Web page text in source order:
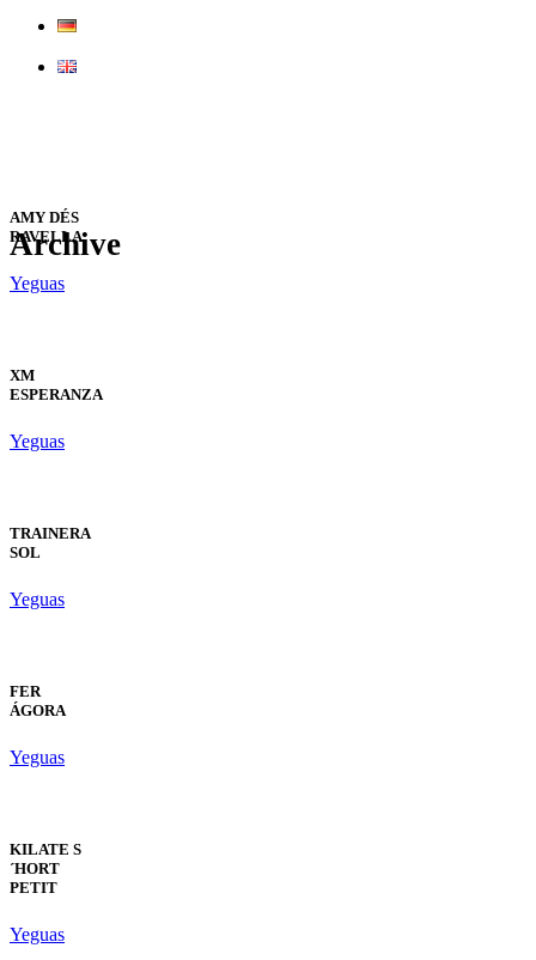
Archive
AMY DÉS
RAVELLA
Yeguas
XM
ESPERANZA
Yeguas
TRAINERA
SOL
Yeguas
FER
ÁGORA
Yeguas
KILATE S
´HORT
PETIT
Yeguas